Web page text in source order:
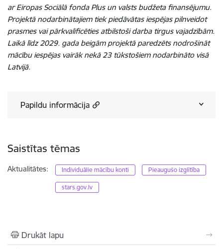
ar Eiropas Sociālā fonda Plus un valsts budžeta finansējumu.
Projektā nodarbinātajiem tiek piedāvātas iespējas pilnveidot
prasmes vai pārkvalificēties atbilstoši darba tirgus vajadzībām.
Laikā līdz 2029. gada beigām projektā paredzēts nodrošināt
mācību iespējas vairāk nekā 23 tūkstošiem nodarbināto visā
Latvijā.
Papildu informācija
Saistītas tēmas
Aktualitātes: Individuālie mācību konti Pieaugušo izglītība
stars.gov.lv
Drukāt lapu